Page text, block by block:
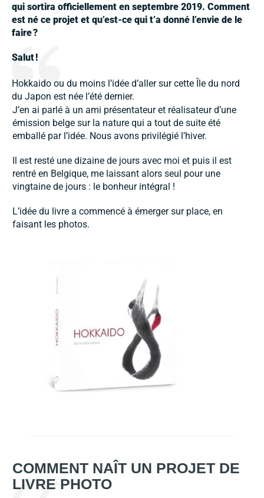
qui sortira officiellement en septembre 2019. Comment
est né ce projet et qu’est-ce qui t’a donné l’envie de le
faire?
Salut !
Hokkaido ou du moins l’idée d’aller sur cette Île du nord
du Japon est née l’été dernier.
J’en ai parlé à un ami présentateur et réalisateur d’une
émission belge sur la nature qui a tout de suite été
emballé par l’idée. Nous avons privilégié l’hiver.
Il est resté une dizaine de jours avec moi et puis il est
rentré en Belgique, me laissant alors seul pour une
vingtaine de jours : le bonheur intégral !
L’idée du livre a commencé à émerger sur place, en
faisant les photos.
COMMENT NAÎT UN PROJET DE
LIVRE PHOTO